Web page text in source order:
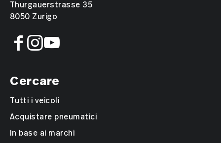
Thurgauerstrasse 35
8050 Zurigo
Cercare
Tutti i veicoli
Acquistare pneumatici
In base ai marchi